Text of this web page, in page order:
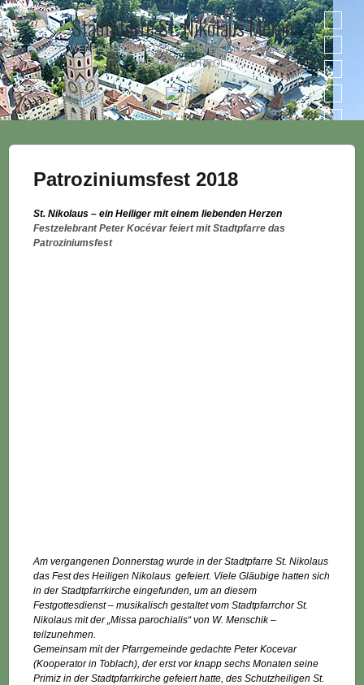
Stadtpfarre St. Nikolaus Meran
WEBSEITE DER STADTPFARRE ST. NIKOLAUS IN
MERAN/SÜDTIROL
Patroziniumsfest 2018
St. Nikolaus – ein Heiliger mit einem liebenden Herzen
Festzelebrant Peter Kocévar feiert mit Stadtpfarre das
Patroziniumsfest
Am vergangenen Donnerstag wurde in der Stadtpfarre St. Nikolaus
das Fest des Heiligen Nikolaus gefeiert. Viele Gläubige hatten sich
in der Stadtpfarrkirche eingefunden, um an diesem
Festgottesdienst – musikalisch gestaltet vom Stadtpfarrchor St.
Nikolaus mit der „Missa parochialis“ von W. Menschik –
teilzunehmen.
Gemeinsam mit der Pfarrgemeinde gedachte Peter Kocevar
(Kooperator in Toblach), der erst vor knapp sechs Monaten seine
Primiz in der Stadtpfarrkirche gefeiert hatte, des Schutzheiligen St.